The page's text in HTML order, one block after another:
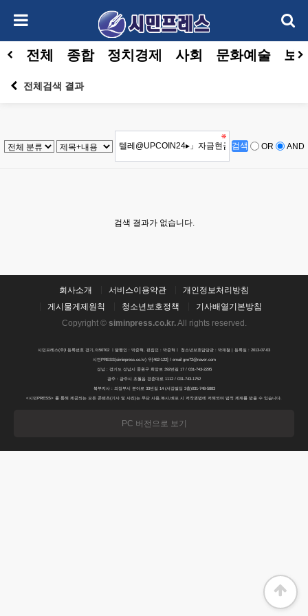
전체 종합 정치경제 사회 문화예술 보
전체검색 결과
OR AND
검색 결과가 없습니다.
회사소개 서비스이용약관
개인정보처리방침
게시물게제원칙
청소년보호정책
기사배열기본방침
Copyright © siminpress.co.kr.All rights reserved.
시민프레스(주)l 등록번호 경기,아50702 ㅣ발행인 : 박준혁, 편집인 : 박준혁ㅣ 청소년보호담당관 : 박재철 | 등록일 : 2013-07-03
시민PRESS(siminpress.co.kr) 우[462-122] / email gve72@naver.com
성남 : 경기도 성남시 중원구 희망로 392번길 17 / 031-743-2295
광주 : 광주시 초월읍 경춘대로 1112 / 031-743-1752
북부지사 : 의정부시 분야로 33번길 14 (서강빌딩 3층)031-748-5883
<시민PRESS> 를 통해 제공되는 모든 콘텐츠(기사 및 사진)는 무단 사용,복사,배포 시 저작권법에 저해되며 법적 제재를 받을 수 있습니다.
PC 버전으로 보기